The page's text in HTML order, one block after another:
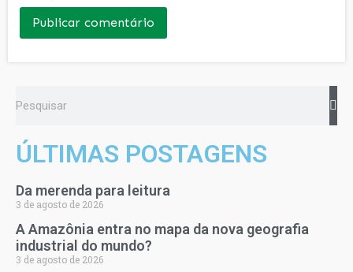
ÚLTIMAS POSTAGENS
Da merenda para leitura
3 de agosto de 2026
A Amazônia entra no mapa da nova geografia
industrial do mundo?
3 de agosto de 2026